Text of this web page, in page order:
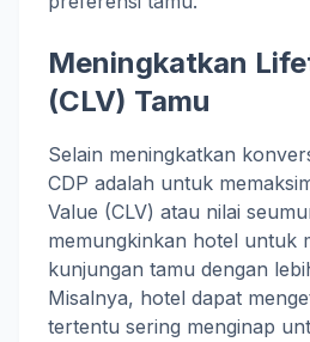
Meningkatkan
(CLV) Tamu
Selain meningkatkan
CDP adalah untuk
Value (CLV) atau nilai
memungkinkan hotel untuk
kunjungan tamu dengan
Misalnya, hotel dapat
tertentu sering menginap